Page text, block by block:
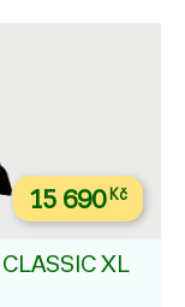
15 690Kč
XL